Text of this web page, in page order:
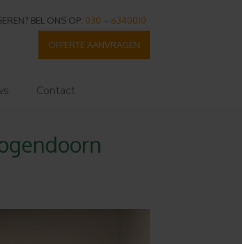
BEL ONS OP: 030 – 6340010
OFFERTE AANVRAGEN
Contact